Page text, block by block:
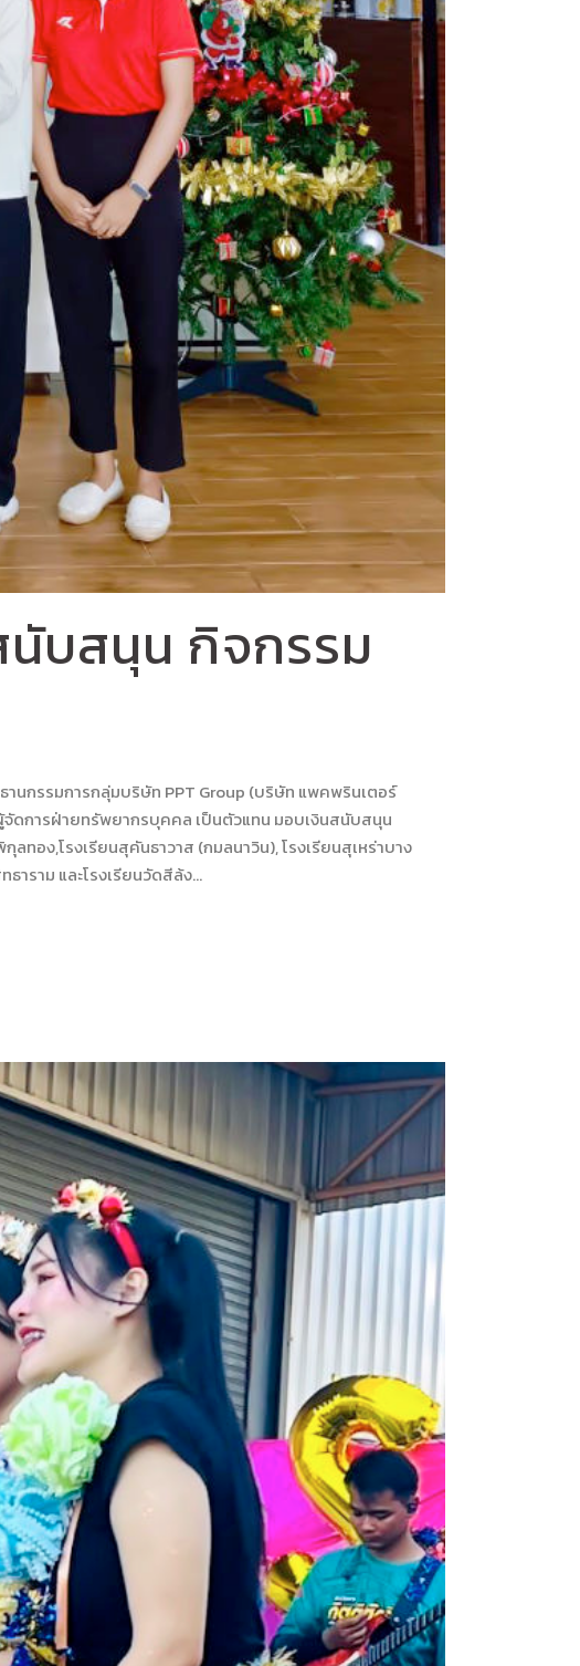
นับสนุน กิจกรรม
นกรรมการกลุ่มบริษัท PPT Group (บริษัท แพคพรินเตอร์
ดการฝ่ายทรัพยากรบุคคล เป็นตัวแทน มอบเงินสนับสนุน
ทอง,โรงเรียนสุคันธาวาส (กมลนาวิน), โรงเรียนสุเหร่าบาง
าราม และโรงเรียนวัดสีล้ง...